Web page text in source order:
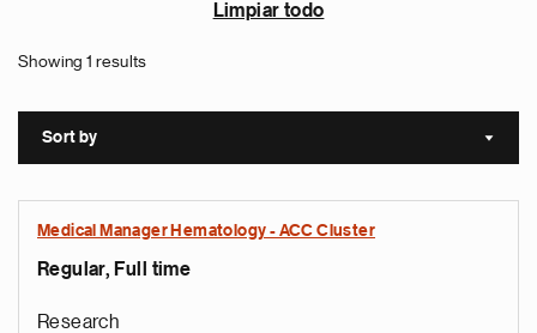
Limpiar todo
Showing 1 results
Sort by Sort
Medical Manager Hematology - ACC Cluster
Regular, Full time
Research